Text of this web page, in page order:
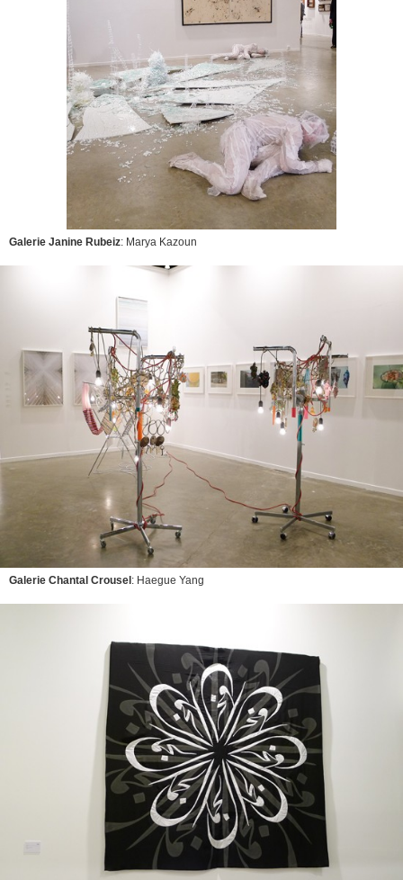
Galerie Janine Rubeiz: Marya Kazoun
Galerie Chantal Crousel : Haegue Yang